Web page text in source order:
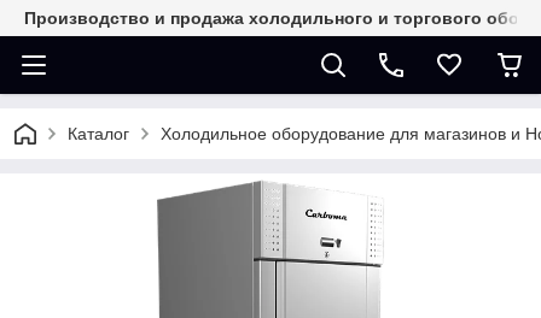
Производство и продажа холодильного и торгового
Каталог Холодильное оборудование для магазинов и